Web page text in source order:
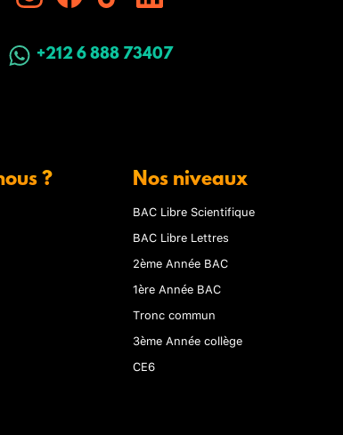
+212 6 888 73407
? Nos niveaux
BAC Libre Scientifique
BAC Libre Lettres
2ème Année BAC
1ère Année BAC
Tronc commun
3ème Année collège
CE6